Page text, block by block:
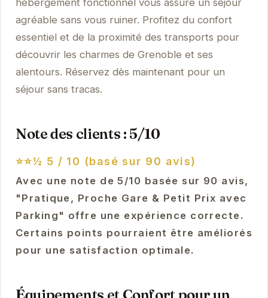
agréable sans vous ruiner. Profitez du confort
essentiel et de la proximité des transports pour
découvrir les charmes de Grenoble et ses
alentours. Réservez dès maintenant pour un
séjour sans tracas.
Note des clients : 5/10
⭐⭐½ 5 / 10 (basé sur 90 avis)
Avec une note de 5/10 basée sur 90 avis,
"Pratique, Proche Gare & Petit Prix avec
Parking" offre une expérience correcte.
Certains points pourraient être améliorés
pour une satisfaction optimale.